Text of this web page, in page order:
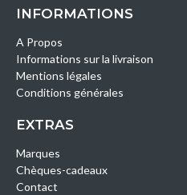
INFORMATIONS
A Propos
Informations sur la livraison
Mentions légales
Conditions générales
EXTRAS
Marques
Chèques-cadeaux
Contact